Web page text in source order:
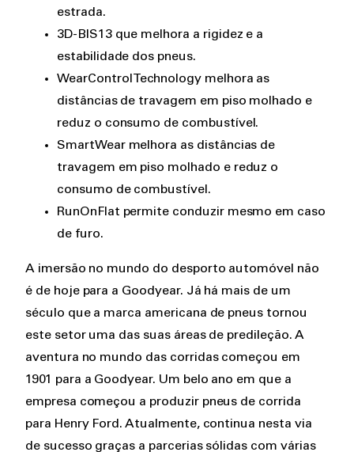
estrada.
3D-BIS13 que melhora a rigidez e a
estabilidade dos pneus.
WearControl Technology melhora as
distâncias de travagem em piso molhado e
reduz o consumo de combustível.
SmartWear melhora as distâncias de
travagem em piso molhado e reduz o
consumo de combustível.
RunOnFlat permite conduzir mesmo em caso
de furo.
A imersão no mundo do desporto automóvel não
é de hoje para a Goodyear. Já há mais de um
século que a marca americana de pneus tornou
este setor uma das suas áreas de predileção. A
aventura no mundo das corridas começou em
1901 para a Goodyear. Um belo ano em que a
empresa começou a produzir pneus de corrida
para Henry Ford. Atualmente, continua nesta via
de sucesso graças a parcerias sólidas com várias